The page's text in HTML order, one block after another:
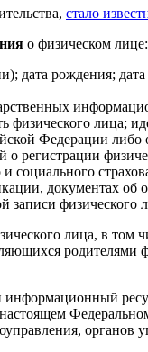
стало
о физическом лице:
дата рождения;
лица;
Федерации
регистрации
социального
документах
записи
лица, в том
информационный